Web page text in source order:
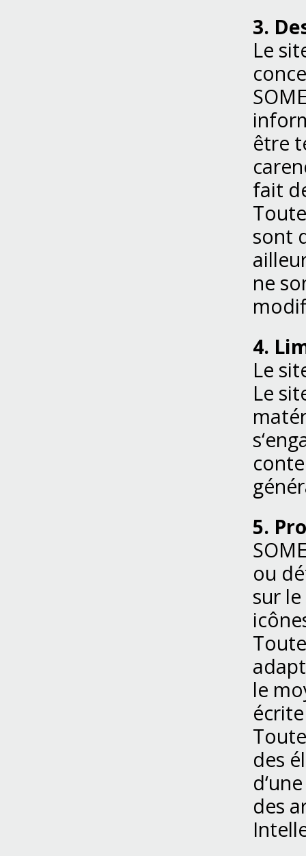
3.
Le
être
fait
sont
ne
4.
Le
Le
5.
ou
sur
le
des
des